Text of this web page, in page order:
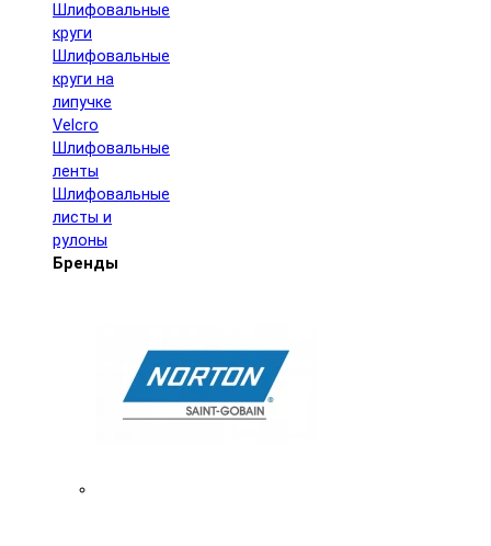
Шлифовальные
круги
Шлифовальные
круги на
липучке
Velcro
Шлифовальные
ленты
Шлифовальные
листы и
рулоны
Бренды